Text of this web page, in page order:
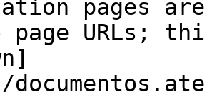
pages
page URLs;